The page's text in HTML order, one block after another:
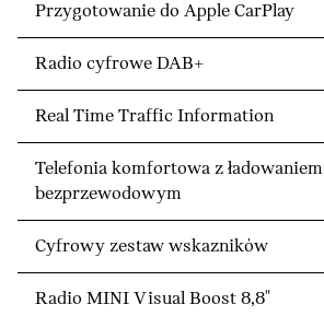
Przygotowanie do Apple CarPlay
Radio cyfrowe DAB+
Real Time Traffic Information
Telefonia komfortowa z ładowaniem
bezprzewodowym
Cyfrowy zestaw wskazników
Radio MINI Visual Boost 8,8"